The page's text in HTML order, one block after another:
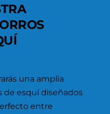
una amplia
de esquí diseñados
entre